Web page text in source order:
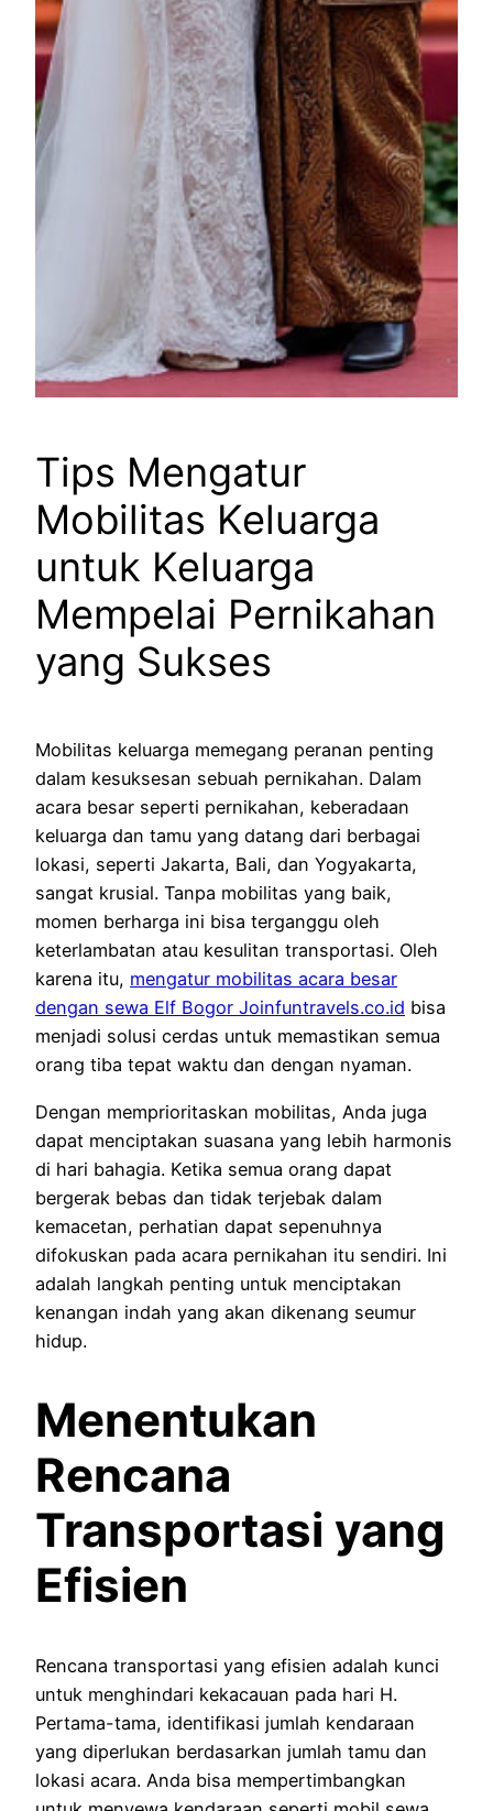
Tips Mengatur
Mobilitas Keluarga
untuk Keluarga
Mempelai Pernikahan
yang Sukses
Mobilitas keluarga memegang peranan penting
dalam kesuksesan sebuah pernikahan. Dalam
acara besar seperti pernikahan, keberadaan
keluarga dan tamu yang datang dari berbagai
lokasi, seperti Jakarta, Bali, dan Yogyakarta,
sangat krusial. Tanpa mobilitas yang baik,
momen berharga ini bisa terganggu oleh
keterlambatan atau kesulitan transportasi. Oleh
karena itu, mengatur mobilitas acara besar
dengan sewa Elf Bogor Joinfuntravels.co.id bisa
menjadi solusi cerdas untuk memastikan semua
orang tiba tepat waktu dan dengan nyaman.
Dengan memprioritaskan mobilitas, Anda juga
dapat menciptakan suasana yang lebih harmonis
di hari bahagia. Ketika semua orang dapat
bergerak bebas dan tidak terjebak dalam
kemacetan, perhatian dapat sepenuhnya
difokuskan pada acara pernikahan itu sendiri. Ini
adalah langkah penting untuk menciptakan
kenangan indah yang akan dikenang seumur
hidup.
Menentukan
Rencana
Transportasi yang
Efisien
Rencana transportasi yang efisien adalah kunci
untuk menghindari kekacauan pada hari H.
Pertama-tama, identifikasi jumlah kendaraan
yang diperlukan berdasarkan jumlah tamu dan
lokasi acara. Anda bisa mempertimbangkan